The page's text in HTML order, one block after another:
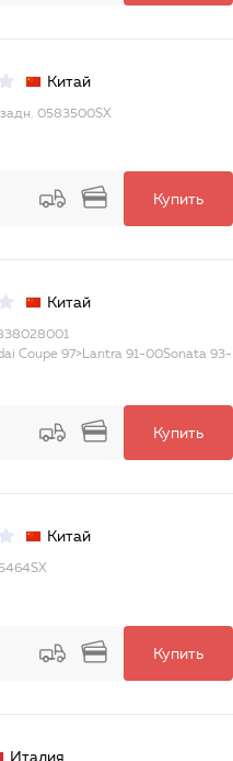
Китай
0583500SX
Купить
Китай
Coupe 97>Lantra 91-00Sonata 93-
Купить
Китай
Купить
Италия